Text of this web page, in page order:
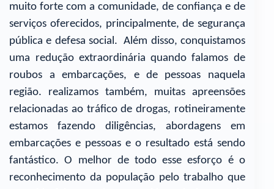
muito forte com a comunidade, de confiança e de
serviços oferecidos, principalmente, de segurança
pública e defesa social. Além disso, conquistamos
uma redução extraordinária quando falamos de
roubos a embarcações, e de pessoas naquela
região. realizamos também, muitas apreensões
relacionadas ao tráfico de drogas, rotineiramente
estamos fazendo diligências, abordagens em
embarcações e pessoas e o resultado está sendo
fantástico. O melhor de todo esse esforço é o
reconhecimento da população pelo trabalho que